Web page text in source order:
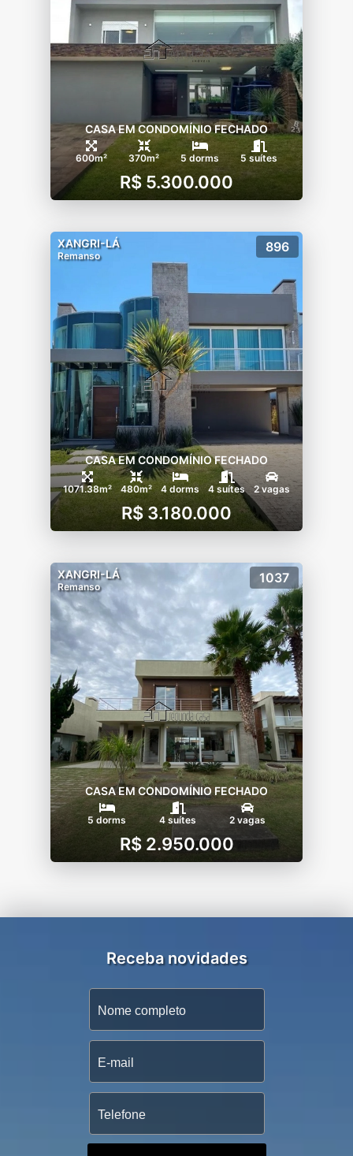
CASA EM CONDOMÍNIO FECHADO
600m² 370m² 5 dorms 5 suítes
R$ 5.300.000
XANGRI-LÁ
Remanso
896
CASA EM CONDOMÍNIO FECHADO
1071.38m² 480m² 4 dorms 4 suítes 2 vagas
R$ 3.180.000
XANGRI-LÁ
Remanso
1037
CASA EM CONDOMÍNIO FECHADO
5 dorms 4 suítes 2 vagas
R$ 2.950.000
Receba novidades